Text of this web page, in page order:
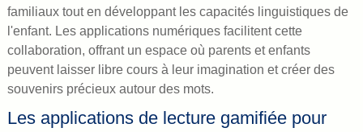
familiaux tout en développant les capacités linguistiques de
l'enfant. Les applications numériques facilitent cette
collaboration, offrant un espace où parents et enfants
peuvent laisser libre cours à leur imagination et créer des
souvenirs précieux autour des mots.
Les applications de lecture gamifiée pour